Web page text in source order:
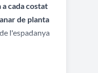
cada costat
de planta
l'espadanya